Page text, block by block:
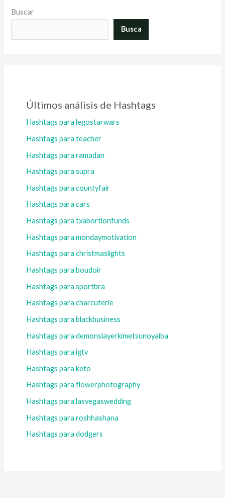
Buscar
Busca
Últimos análisis de Hashtags
Hashtags para legostarwars
Hashtags para teacher
Hashtags para ramadan
Hashtags para supra
Hashtags para countyfair
Hashtags para cars
Hashtags para txabortionfunds
Hashtags para mondaymotivation
Hashtags para christmaslights
Hashtags para boudoir
Hashtags para sportbra
Hashtags para charcuterie
Hashtags para blackbusiness
Hashtags para demonslayerkimetsunoyaiba
Hashtags para igtv
Hashtags para keto
Hashtags para flowerphotography
Hashtags para lasvegaswedding
Hashtags para roshhashana
Hashtags para dodgers